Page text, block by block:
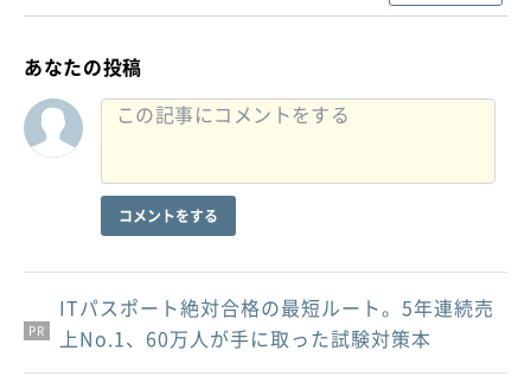
あなたの投稿
コメントをする
PR
PR
PR
ITパスポート絶対合格の最短ルート。5年連続売
上No.1、60万人が手に取った試験対策本